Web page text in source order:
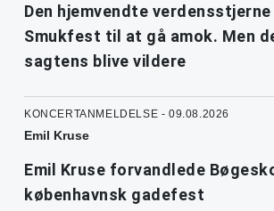
Den hjemvendte
Smukfest til at gå amok. Men
sagtens blive vildere
KONCERTANMELDELSE - 09.08.2026
Emil Kruse
Emil Kruse forvandlede
københavnsk gadefest